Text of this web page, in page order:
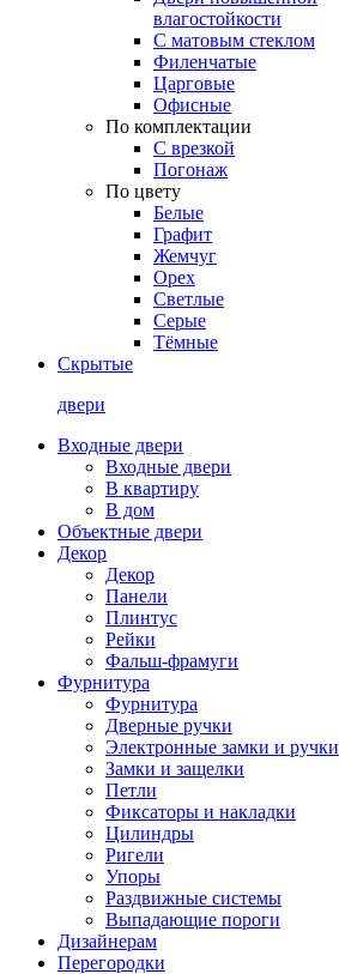
влагостойкости
С матовым стеклом
Филенчатые
Царговые
Офисные
По комплектации
С врезкой
Погонаж
По цвету
Белые
Графит
Жемчуг
Орех
Светлые
Серые
Тёмные
Скрытые
двери
Входные двери
Входные двери
В квартиру
В дом
Объектные двери
Декор
Декор
Панели
Плинтус
Рейки
Фальш-фрамуги
Фурнитура
Фурнитура
Дверные ручки
Электронные замки и ручки
Замки и защелки
Петли
Фиксаторы и накладки
Цилиндры
Ригели
Упоры
Раздвижные системы
Выпадающие пороги
Дизайнерам
Перегородки